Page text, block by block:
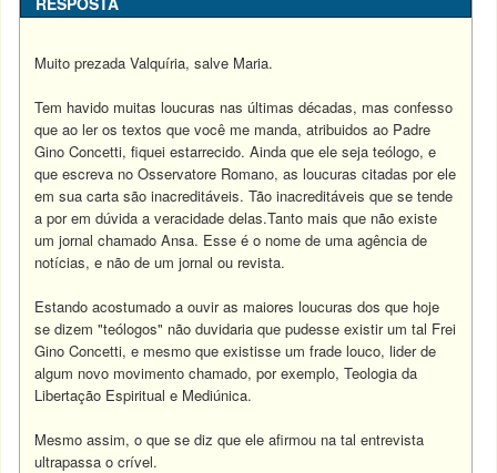
Muito prezada Valquíria, salve Maria.
Tem havido muitas loucuras nas últimas décadas, mas confesso
que ao ler os textos que você me manda, atribuidos ao Padre
Gino Concetti, fiquei estarrecido. Ainda que ele seja teólogo, e
que escreva no Osservatore Romano, as loucuras citadas por ele
em sua carta são inacreditáveis. Tão inacreditáveis que se tende
a por em dúvida a veracidade delas.Tanto mais que não existe
um jornal chamado Ansa. Esse é o nome de uma agência de
notícias, e não de um jornal ou revista.
Estando acostumado a ouvir as maiores loucuras dos que hoje
se dizem "teólogos" não duvidaria que pudesse existir um tal Frei
Gino Concetti, e mesmo que existisse um frade louco, lider de
algum novo movimento chamado, por exemplo, Teologia da
Libertação Espiritual e Mediúnica.
Mesmo assim, o que se diz que ele afirmou na tal entrevista
ultrapassa o crível.